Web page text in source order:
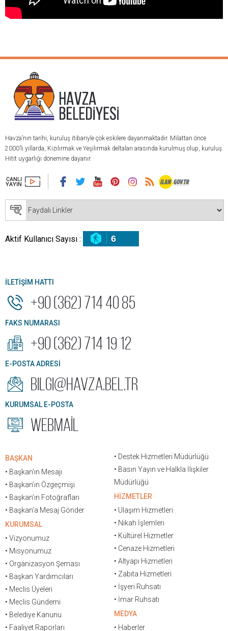
Havza’nın tarihi, kuruluş itibariyle çok eskilere dayanmaktadır. Milattan önce
2000’li yıllarda, Kızılırmak ve Yeşilırmak deltaları arasında kurulmuş olup, kuruluş
Hitit uygarlığı dönemine dayanır.
Aktif Kullanıcı Sayısı : 6
İLETİŞİM HATTI
+90 (362) 714 40 85
FAKS NUMARASI
+90 (362) 714 19 12
E-POSTA ADRESİ
bilgi@havza.bel.tr
KURUMSAL E-POSTA
WEBMAİL
BAŞKAN
• Başkan'ın Mesajı
• Başkan’ın Özgeçmişi
• Başkan’ın Fotoğrafları
• Başkan’a Mesaj Gönder
KURUMSAL
• Vizyonumuz
• Misyonumuz
• Organizasyon Şeması
• Başkan Yardımcıları
• Meclis Üyeleri
• Meclis Gündemi
• Belediye Kanunu
• Faaliyet Raporları
• Destek Hizmetleri Müdürlüğü
• Basın Yayın ve Halkla İlişkiler
Müdürlüğü
HİZMETLER
• Ulaşım Hizmetleri
• Nikah İşlemleri
• Kültürel Hizmetler
• Cenaze Hizmetleri
• Altyapı Hizmetleri
• Zabıta Hizmetleri
• İşyeri Ruhsatı
• İmar Ruhsatı
MEDYA
• Haberler